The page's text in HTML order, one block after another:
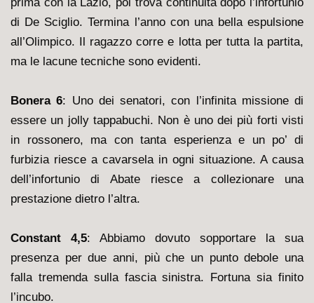
di De Sciglio. Termina l’anno con una bella espulsione
all’Olimpico. Il ragazzo corre e lotta per tutta la partita,
ma le lacune tecniche sono evidenti.
Bonera 6: Uno dei senatori, con l’infinita missione di
essere un jolly tappabuchi. Non è uno dei più forti visti
in rossonero, ma con tanta esperienza e un po’ di
furbizia riesce a cavarsela in ogni situazione. A causa
dell’infortunio di Abate riesce a collezionare una
prestazione dietro l’altra.
Constant 4,5: Abbiamo dovuto sopportare la sua
presenza per due anni, più che un punto debole una
falla tremenda sulla fascia sinistra. Fortuna sia finito
l’incubo.